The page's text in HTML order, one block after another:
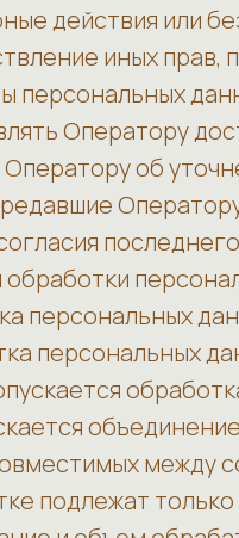
действия или
иных прав,
персональных
Оператору
об
персональных
персональных
между
подлежат